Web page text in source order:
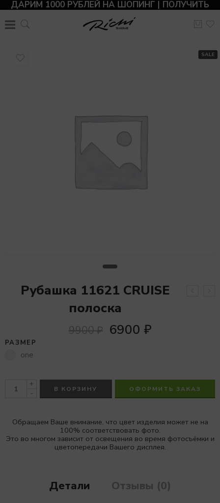
ДАРИМ 1000 РУБЛЕЙ НА ШОПИНГ | ПОЛУЧИТЬ
SALE
Рубашка 11621 CRUISE
полоска
9900₽ 6900 ₽
РАЗМЕР
one
+
-
В КОРЗИНУ ОФОРМИТЬ ЗАКАЗ
Обращаем Ваше внимание, что цвет изделия может не на
100% соответствовать фото.
Это во многом зависит от освещения во время фотосъёмки и
цветопередачи Вашего дисплея.
Детали Отзывы (0)